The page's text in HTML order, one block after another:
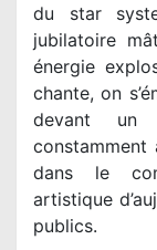
du star
jubilatoire
énergie
chante, on
devant un
dans le
artistique
publics.